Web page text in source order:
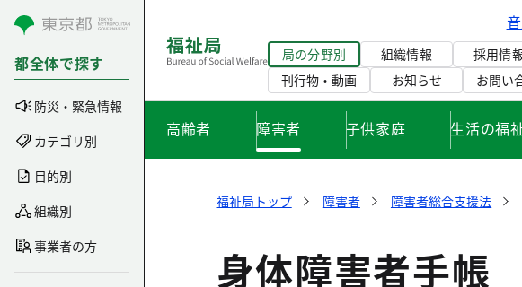
コンテンツにスキップ
都全体で探す
防災・緊急情報
カテゴリ別
目的別
組織別
事業者の方
局の分野別 組織情報 採用情
刊行物・動画
お知らせ お問い
高齢者 障害者 子供家庭 生活の福
福祉局トップ 障害者 障害者総合支援法
身体障害者手帳